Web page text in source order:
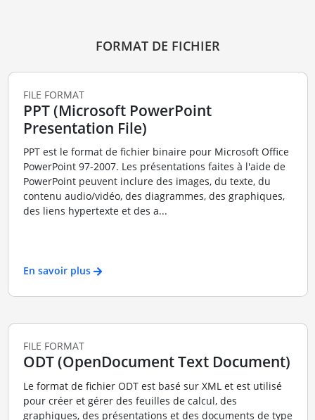
FORMAT DE FICHIER
FILE FORMAT
PPT (Microsoft PowerPoint
Presentation File)
PPT est le format de fichier binaire pour Microsoft Office
PowerPoint 97-2007. Les présentations faites à l'aide de
PowerPoint peuvent inclure des images, du texte, du
contenu audio/vidéo, des diagrammes, des graphiques,
des liens hypertexte et des a...
En savoir plus
FILE FORMAT
ODT (OpenDocument Text Document)
Le format de fichier ODT est basé sur XML et est utilisé
pour créer et gérer des feuilles de calcul, des
graphiques, des présentations et des documents de type